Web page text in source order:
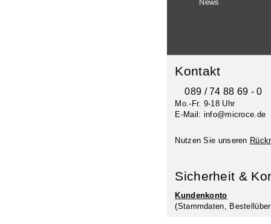
News
Kontakt
089 / 74 88 69 - 0
Mo.-Fr. 9-18 Uhr
E-Mail: info@microce.de
Nutzen Sie unseren
Sicherheit &
Kundenkonto
(Stammdaten,